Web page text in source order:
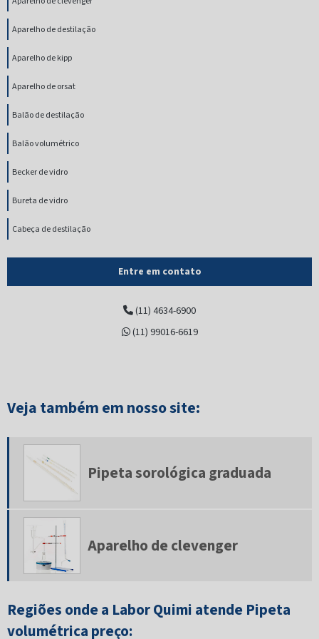
Aparelho de destilação
Aparelho de kipp
Aparelho de orsat
Balão de destilação
Balão volumétrico
Becker de vidro
Bureta de vidro
Cabeça de destilação
Cadinho gooch de vidro
Coluna cromatográfica
Conjunto de filtração
Extrator de soxhlet
Frasco conta gotas
Frasco erlenmeyer
Frasco kitazato
Frasco lavador de drechsel
Frasco mariotte
Entre em contato
(11) 4634-6900
(11) 99016-6619
Veja também em nosso site:
Pipeta sorológica graduada
Aparelho de clevenger
Regiões onde a Labor Quimi atende Pipeta
volumétrica preço: